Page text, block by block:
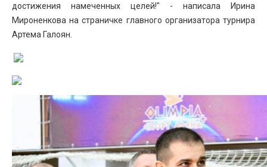
достижения намеченных целей!" - написала Ирина
Мироненкова на страничке главного организатора турнира
Артема Галоян.